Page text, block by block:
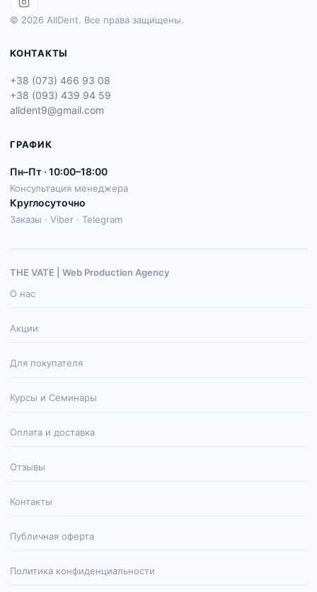
© 2026 AllDent. Все права защищены.
КОНТАКТЫ
+38 (073) 466 93 08
+38 (093) 439 94 59
alldent9@gmail.com
ГРАФИК
Пн–Пт · 10:00–18:00
Консультация менеджера
Круглосуточно
Заказы · Viber · Telegram
THE VATE | Web Production Agenсy
О нас
Акции
Для покупателя
Курсы и Семинары
Оплата и доставка
Отзывы
Контакты
Публичная оферта
Политика конфиденциальности